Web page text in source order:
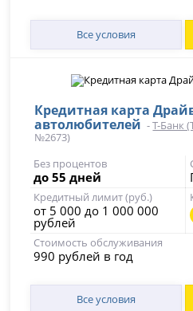
Все условия
Кредитная карта
автолюбителей -Т-Банк
№2673)
Без процентов
до 55 дней
Кредитный лимит (руб.)
от 5 000 до 1 000 000
рублей
Стоимость обслуживания
990 рублей в год
Все условия